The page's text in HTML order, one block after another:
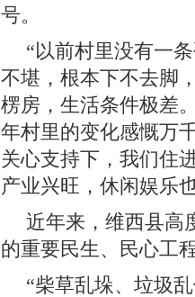
号。
“以前村里没有一
不堪，根本下不去脚
楞房，生活条件极差
年村里的变化感慨万
关心支持下，我们住
产业兴旺，休闲娱乐
近年来，维西县高
的重要民生、民心工
“柴草乱垛、垃圾